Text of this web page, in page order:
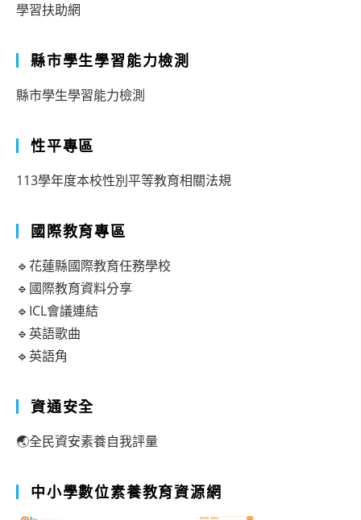
學習扶助網
縣市學生學習能力檢測
縣市學生學習能力檢測
性平專區
113學年度本校性別平等教育相關法規
國際教育專區
🔹花蓮縣國際教育任務學校
🔹國際教育資料分享
🔹ICL會議連結
🔹英語歌曲
🔹英語角
資通安全
🌏全民資安素養自我評量
中小學數位素養教育資源網